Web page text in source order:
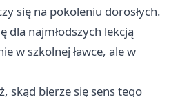
się na pokoleniu dorosłych.
dla najmłodszych lekcją
w szkolnej ławce, ale w
skąd bierze się sens tego